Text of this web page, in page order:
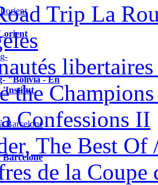
"Bolivia - En
Trip La
libertaires
the
Confessions II
The Best Of
de la Coupe